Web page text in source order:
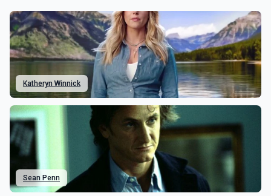
Katheryn Winnick
Sean Penn